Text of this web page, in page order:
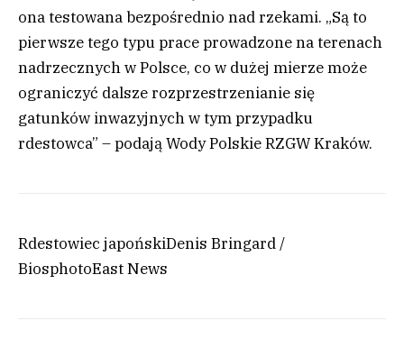
ona testowana bezpośrednio nad rzekami. „Są to
pierwsze tego typu prace prowadzone na terenach
nadrzecznych w Polsce, co w dużej mierze może
ograniczyć dalsze rozprzestrzenianie się
gatunków inwazyjnych w tym przypadku
rdestowca” – podają Wody Polskie RZGW Kraków.
Rdestowiec japońskiDenis Bringard /
BiosphotoEast News